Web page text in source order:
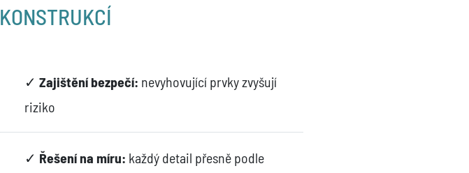
KONSTRUKCÍ
✓ Zajištění bezpečí: nevyhovující prvky zvyšují
riziko
✓ Řešení na míru: každý detail přesně podle